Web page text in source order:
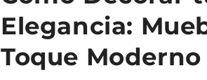
Elegancia:
Toque Moderno